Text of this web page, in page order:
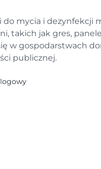
do mycia i dezynfekcji
takich jak gres,
w gospodarstwach
publicznej.